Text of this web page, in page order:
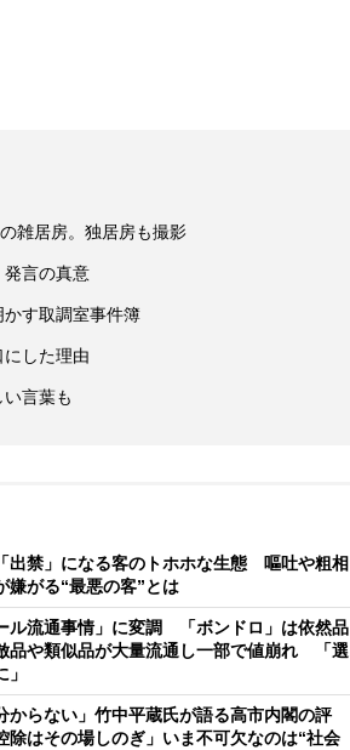
雑居房。独居房も撮影
発言の真意
かす取調室事件簿
した理由
言葉も
出禁」になる客のトホホな生態 嘔吐や粗相
嫌がる“最悪の客”とは
ル流通事情」に変調 「ボンドロ」は依然品
品や類似品が大量流通し一部で値崩れ 「選
からない」竹中平蔵氏が語る高市内閣の評
はその場しのぎ」いま不可欠なのは“社会